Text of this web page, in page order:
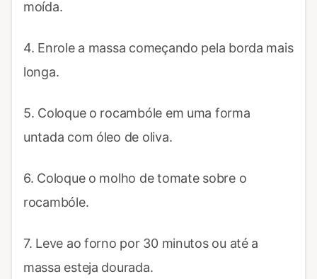
moída.
4. Enrole a massa começando pela borda mais
longa.
5. Coloque o rocambóle em uma forma
untada com óleo de oliva.
6. Coloque o molho de tomate sobre o
rocambóle.
7. Leve ao forno por 30 minutos ou até a
massa esteja dourada.